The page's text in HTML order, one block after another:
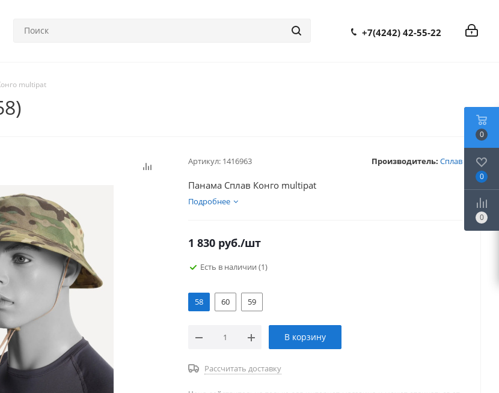
+7(4242) 42-55-22
multipat
Артикул: 1416963 Производитель: Сплав
Панама Сплав Конго multipat
Подробнее
1 830 руб./шт
Есть в наличии (1)
58 60 59
В корзину
Рассчитать доставку
0
0
0